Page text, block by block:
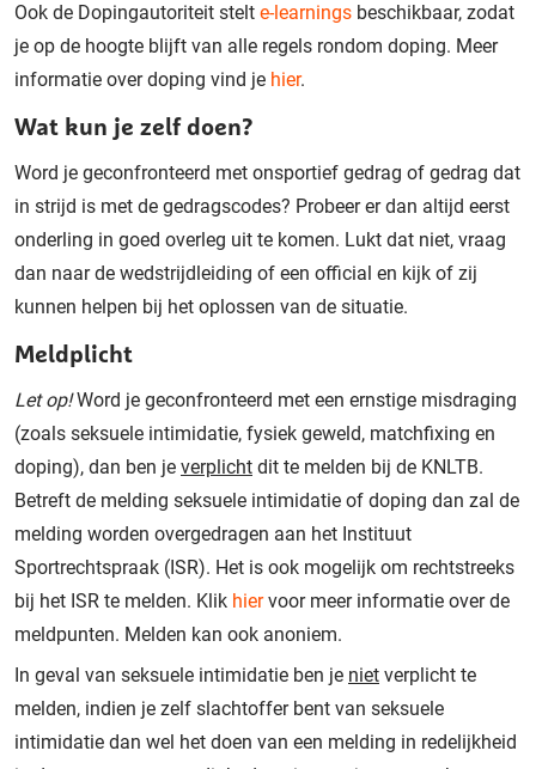
Ook de Dopingautoriteit stelt e-learnings beschikbaar, zodat
je op de hoogte blijft van alle regels rondom doping. Meer
informatie over doping vind je hier.
Wat kun je zelf doen?
Word je geconfronteerd met onsportief gedrag of gedrag dat
in strijd is met de gedragscodes? Probeer er dan altijd eerst
onderling in goed overleg uit te komen. Lukt dat niet, vraag
dan naar de wedstrijdleiding of een official en kijk of zij
kunnen helpen bij het oplossen van de situatie.
Meldplicht
Let op!Word je geconfronteerd met een ernstige misdraging
(zoals seksuele intimidatie, fysiek geweld, matchfixing en
doping), dan ben je verplicht dit te melden bij de KNLTB.
Betreft de melding seksuele intimidatie of doping dan zal de
melding worden overgedragen aan het Instituut
Sportrechtspraak (ISR). Het is ook mogelijk om rechtstreeks
bij het ISR te melden. Klik hiervoor meer informatie over de
meldpunten. Melden kan ook anoniem.
In geval van seksuele intimidatie ben je niet verplicht te
melden, indien je zelf slachtoffer bent van seksuele
intimidatie dan wel het doen van een melding in redelijkheid